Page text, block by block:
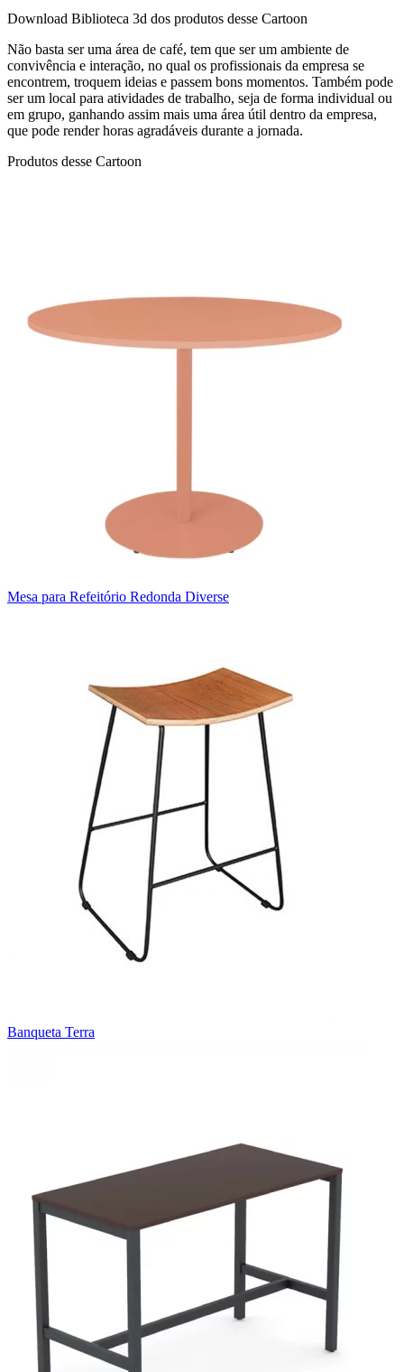
Download Biblioteca 3d dos produtos desse Cartoon
Não basta ser uma área de café, tem que ser um ambiente de
convivência e interação, no qual os profissionais da empresa se
encontrem, troquem ideias e passem bons momentos. Também pode
ser um local para atividades de trabalho, seja de forma individual ou
em grupo, ganhando assim mais uma área útil dentro da empresa,
que pode render horas agradáveis durante a jornada.
Produtos desse Cartoon
Mesa para Refeitório Redonda Diverse
Banqueta Terra